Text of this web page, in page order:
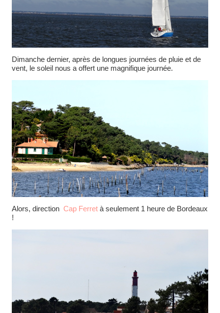
Dimanche dernier, après de longues journées de pluie et de
vent, le soleil nous a offert une magnifique journée.
Alors, direction Cap Ferret à seulement 1 heure de Bordeaux
!